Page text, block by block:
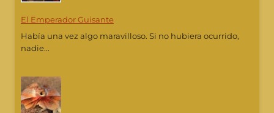
El Emperador Guisante
Había una vez algo maravilloso. Si no hubiera ocurrido,
nadie...